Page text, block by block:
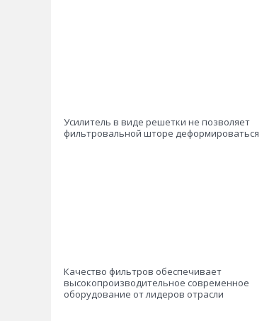
Усилитель в виде решетки не позволяет
фильтровальной шторе деформироваться
Качество фильтров обеспечивает
высокопроизводительное современное
оборудование от лидеров отрасли